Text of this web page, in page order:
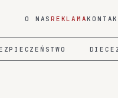
O NASREKLAMA